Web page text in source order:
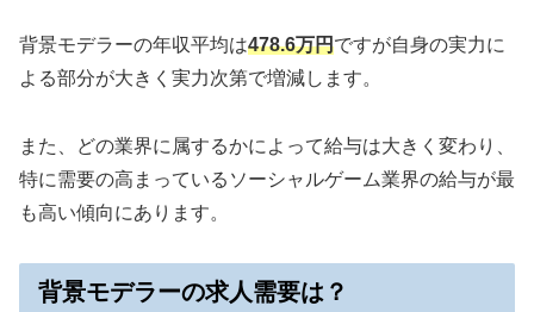
背景モデラーの年収平均は478.6万円ですが自身の実力に
よる部分が大きく実力次第で増減します。
また、どの業界に属するかによって給与は大きく変わり、
特に需要の高まっているソーシャルゲーム業界の給与が最
も高い傾向にあります。
背景モデラーの求人需要は？